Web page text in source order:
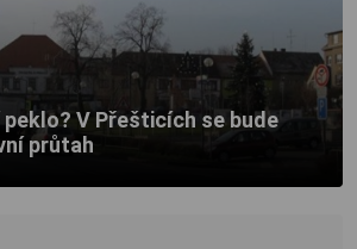
V Přešticích se bude
průtah